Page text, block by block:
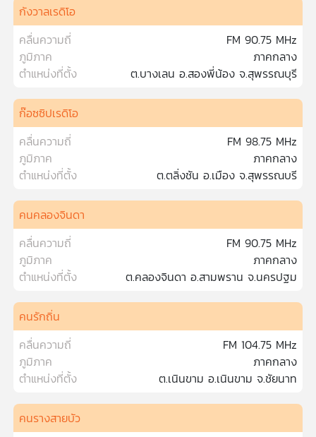
เกี่ยว
กับ
เรา
ข่าย
วิทยุ
ไทย
เอส
แผนที่
วิทยุ
เครือ
ข่าย
กังวาลเรดิโอ
คลื่นความถี่
FM 90.75 MHz
ภูมิภาค
ภาคกลาง
ตำแหน่งที่ตั้ง
ต.บางเลน อ.สองพี่น้อง จ.สุพรรณบุรี
ก๊อซซิปเรดิโอ
คลื่นความถี่
FM 98.75 MHz
ภูมิภาค
ภาคกลาง
ตำแหน่งที่ตั้ง
ต.ตลิ่งชัน อ.เมือง จ.สุพรรณบรี
คนคลองจินดา
คลื่นความถี่
FM 90.75 MHz
ภูมิภาค
ภาคกลาง
ตำแหน่งที่ตั้ง
ต.คลองจินดา อ.สามพราน จ.นครปฐม
คนรักถิ่น
คลื่นความถี่
FM 104.75 MHz
ภูมิภาค
ภาคกลาง
ตำแหน่งที่ตั้ง
ต.เนินขาม อ.เนินขาม จ.ชัยนาท
คนรางสายบัว